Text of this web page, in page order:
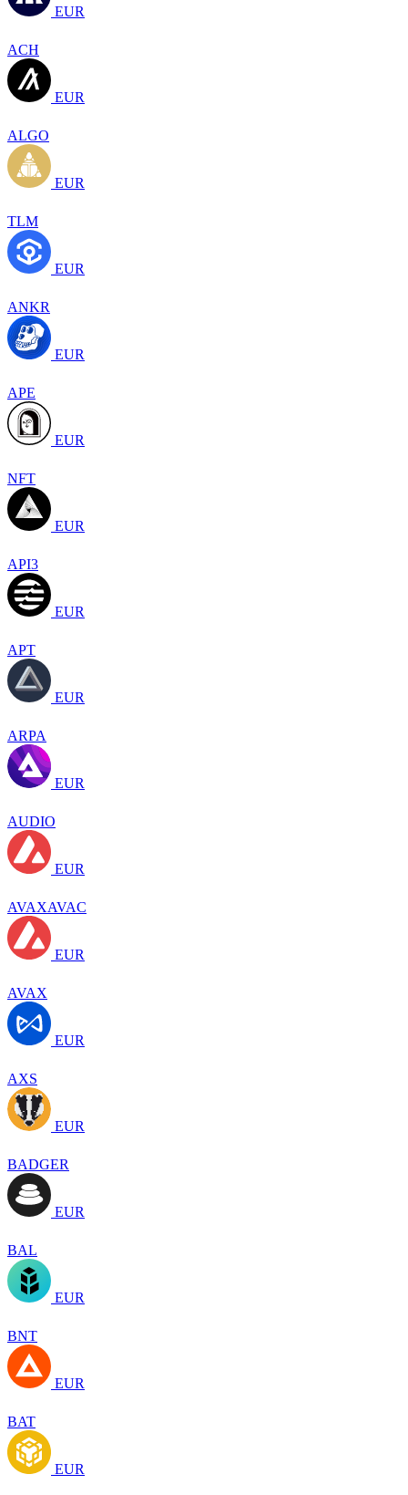
EUR
ACH
EUR
ALGO
EUR
TLM
EUR
ANKR
EUR
APE
EUR
NFT
EUR
API3
EUR
APT
EUR
ARPA
EUR
AUDIO
EUR
AVAXAVAC
EUR
AVAX
EUR
AXS
EUR
BADGER
EUR
BAL
EUR
BNT
EUR
BAT
EUR